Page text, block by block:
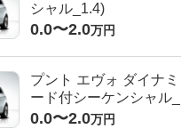
シャル_1.4)
0.0〜2.0万円
プント エヴォ ダイナ
ード付シーケンシャル
0.0〜2.0万円